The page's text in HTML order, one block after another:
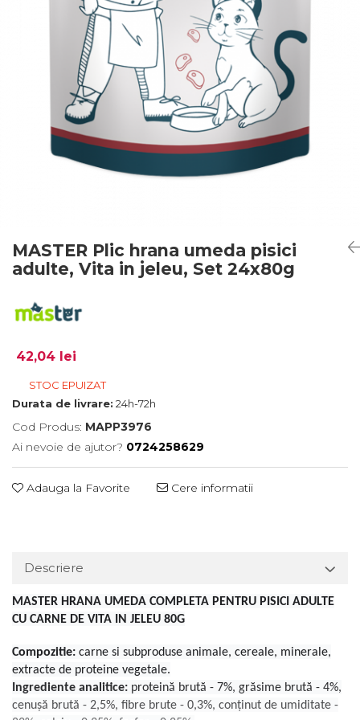
MASTER Plic hrana umeda pisici
adulte, Vita in jeleu, Set 24x80g
42,04 lei
STOC EPUIZAT
Durata de livrare: 24h-72h
Cod Produs: MAPP3976
Ai nevoie de ajutor? 0724258629
Adauga la Favorite Cere informatii
Descriere
MASTER HRANA UMEDA COMPLETA PENTRU PISICI ADULTE
CU CARNE DE VITA IN JELEU 80G
Compozitie: carne si subproduse animale, cereale, minerale,
extracte de proteine ​​vegetale.
Ingrediente analitice: proteină brută - 7%, grăsime brută - 4%,
cenușă brută - 2,5%, fibre brute - 0,3%, conținut de umiditate -